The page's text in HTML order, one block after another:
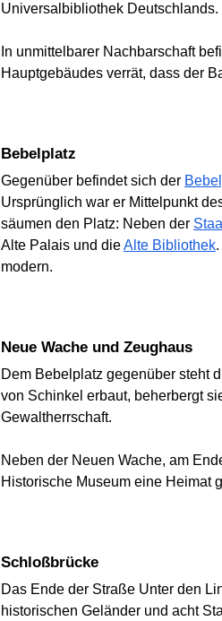
Universalbibliothek
In unmittelbarer Nachbarschaft
Hauptgebäudes verrät, dass der
Bebelplatz
Gegenüber befindet sich der
Ursprünglich war er Mittelpunkt
säumen den Platz: Neben der
Alte Palais und dieAlte Bibliothek
modern.
Neue Wache und Zeughaus
Dem Bebelplatz gegenüber steht
von Schinkel erbaut, beherbergt
Gewaltherrschaft.
Neben der Neuen Wache, am
Historische Museum eine Heimat
Schloßbrücke
Das Ende der Straße Unter den
historischen Geländer und acht